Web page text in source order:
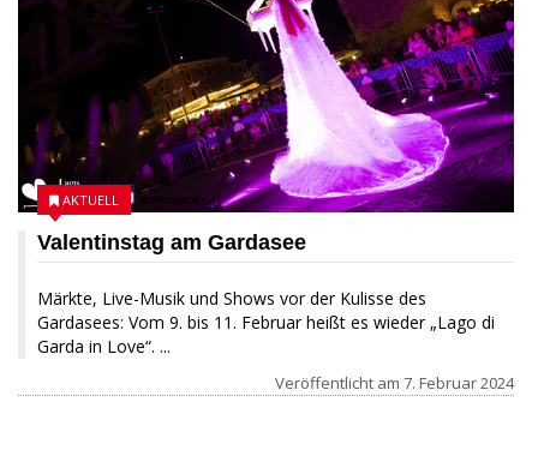
Valentinstag am Gardasee
Märkte, Live-Musik und Shows vor der Kulisse des
Gardasees: Vom 9. bis 11. Februar heißt es wieder „Lago di
Garda in Love“. ...
AKTUELL
Veröffentlicht am 7. Februar 2024